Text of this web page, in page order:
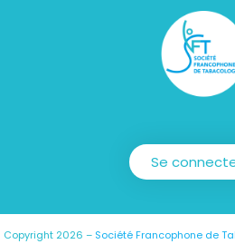
Se
Copyright 2026 – Société Francophone de